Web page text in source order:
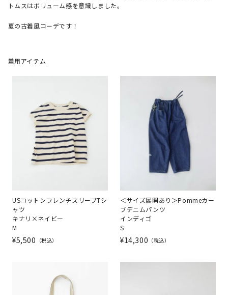
トムスはボリューム感を意識しました。
夏の古着風コーデです！
着用アイテム
USコットンフレンチスリーブTシ
ャツ
キナリ×ネイビー
M
¥5,500 税込
＜サイズ展開あり＞Pommeカー
ブデニムパンツ
インディゴ
S
¥14,300 税込